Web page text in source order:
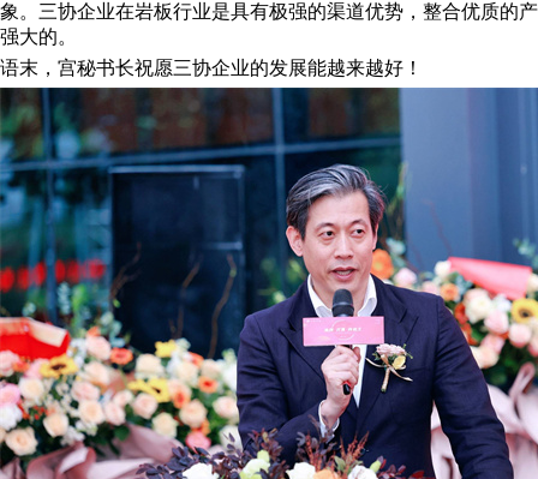
象。三协企业在岩板行业是具有极强的渠道优势，整合优质的
强大的。
语末，宫秘书长祝愿三协企业的发展能越来越好！